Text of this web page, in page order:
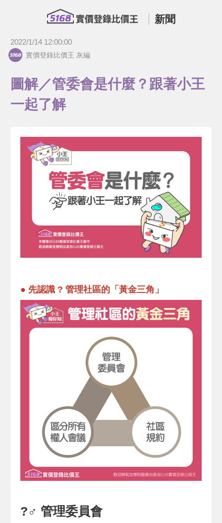
新聞
2022/1/14 12:00:00
實價登錄比價王 灰編
圖解／管委會是什麼？跟著小王
一起了解
● 先認識 ? 管理社區的「黃金三角」
?‍♂️ 管理委員會